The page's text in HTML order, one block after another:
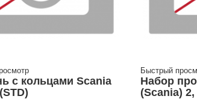
с кольцами Scania
Быстрый
Набор
(Scania)